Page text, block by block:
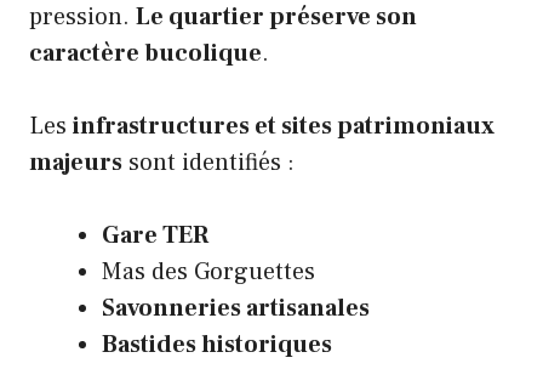
pression. Le quartier préserve son
caractère bucolique.
Les infrastructures et sites patrimoniaux
majeurs sont identifiés :
Gare TER
Mas des Gorguettes
Savonneries artisanales
Bastides historiques